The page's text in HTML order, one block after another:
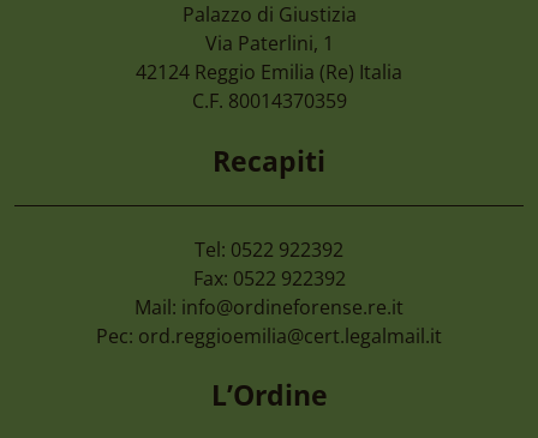
7 Agosto 2026
Camera Di Commercio Emilia –
Di Imprese Non Più Operative
Palazzo di Giustizia
Via Paterlini, 1
42124 Reggio Emilia (Re) Italia
C.F. 80014370359
Recapiti
Tel: 0522 922392
Fax: 0522 922392
Mail: info@ordineforense.re.it
Pec: ord.reggioemilia@cert.legalmail.it
L’Ordine